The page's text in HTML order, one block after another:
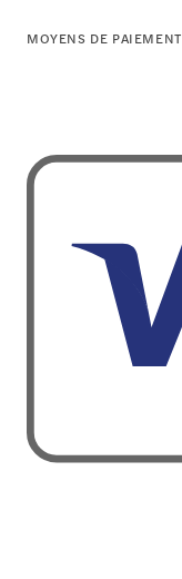
MOYENS DE PAIEMENT